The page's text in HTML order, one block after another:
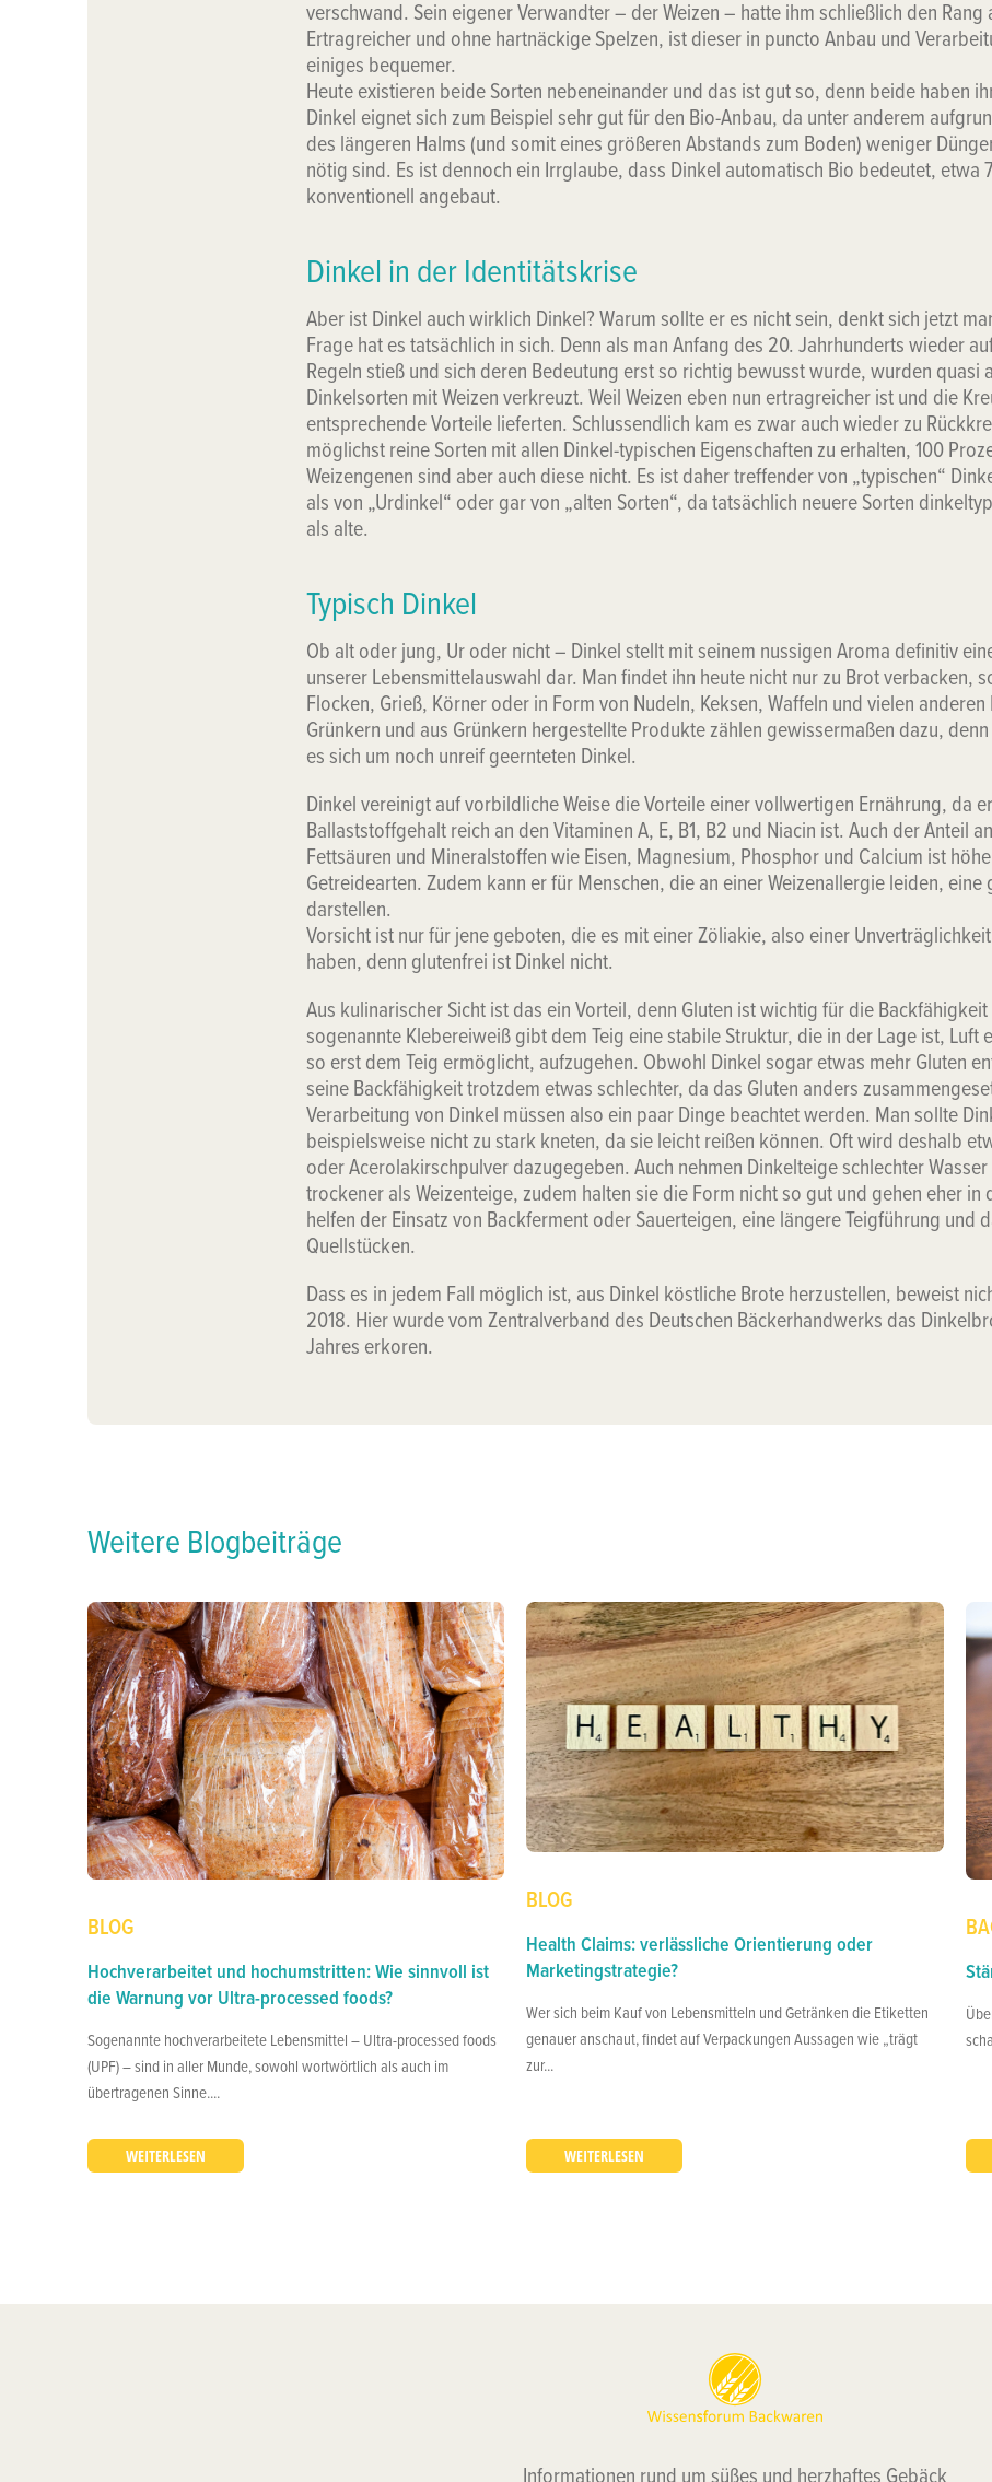
verschwand. Sein eigener Verwandter – der Weizen – hatte ihm schließlich den Rang
Ertragreicher und ohne hartnäckige Spelzen, ist dieser in puncto Anbau und
einiges bequemer.
Heute existieren beide Sorten nebeneinander und das ist gut so, denn beide haben
Dinkel eignet sich zum Beispiel sehr gut für den Bio-Anbau, da unter anderem
des längeren Halms (und somit eines größeren Abstands zum Boden) weniger
nötig sind. Es ist dennoch ein Irrglaube, dass Dinkel automatisch Bio bedeutet, etwa
konventionell angebaut.
Dinkel in der Identitätskrise
Aber ist Dinkel auch wirklich Dinkel? Warum sollte er es nicht sein, denkt sich jetzt
Frage hat es tatsächlich in sich. Denn als man Anfang des 20. Jahrhunderts wieder
Regeln stieß und sich deren Bedeutung erst so richtig bewusst wurde, wurden quasi
Dinkelsorten mit Weizen verkreuzt. Weil Weizen eben nun ertragreicher ist und die
entsprechende Vorteile lieferten. Schlussendlich kam es zwar auch wieder zu
möglichst reine Sorten mit allen Dinkel-typischen Eigenschaften zu erhalten, 100
Weizengenen sind aber auch diese nicht. Es ist daher treffender von „typischen“
als von „Urdinkel“ oder gar von „alten Sorten“, da tatsächlich neuere Sorten
als alte.
Typisch Dinkel
Ob alt oder jung, Ur oder nicht – Dinkel stellt mit seinem nussigen Aroma definitiv
unserer Lebensmittelauswahl dar. Man findet ihn heute nicht nur zu Brot verbacken,
Flocken, Grieß, Körner oder in Form von Nudeln, Keksen, Waffeln und vielen anderen
Grünkern und aus Grünkern hergestellte Produkte zählen gewissermaßen dazu,
es sich um noch unreif geernteten Dinkel.
Dinkel vereinigt auf vorbildliche Weise die Vorteile einer vollwertigen Ernährung, da
Ballaststoffgehalt reich an den Vitaminen A, E, B1, B2 und Niacin ist. Auch der Anteil
Fettsäuren und Mineralstoffen wie Eisen, Magnesium, Phosphor und Calcium ist
Getreidearten. Zudem kann er für Menschen, die an einer Weizenallergie leiden, eine
darstellen.
Vorsicht ist nur für jene geboten, die es mit einer Zöliakie, also einer
haben, denn glutenfrei ist Dinkel nicht.
Aus kulinarischer Sicht ist das ein Vorteil, denn Gluten ist wichtig für die Backfähigkeit
sogenannte Klebereiweiß gibt dem Teig eine stabile Struktur, die in der Lage ist, Luft
so erst dem Teig ermöglicht, aufzugehen. Obwohl Dinkel sogar etwas mehr Gluten
seine Backfähigkeit trotzdem etwas schlechter, da das Gluten anders
Verarbeitung von Dinkel müssen also ein paar Dinge beachtet werden. Man sollte
beispielsweise nicht zu stark kneten, da sie leicht reißen können. Oft wird deshalb
oder Acerolakirschpulver dazugegeben. Auch nehmen Dinkelteige schlechter
trockener als Weizenteige, zudem halten sie die Form nicht so gut und gehen eher in
helfen der Einsatz von Backferment oder Sauerteigen, eine längere Teigführung und
Quellstücken.
Dass es in jedem Fall möglich ist, aus Dinkel köstliche Brote herzustellen, beweist
2018. Hier wurde vom Zentralverband des Deutschen Bäckerhandwerks das
Jahres erkoren.
Weitere Blogbeiträge
BLOG
Hochverarbeitet und hochumstritten: Wie sinnvoll ist
die Warnung vor Ultra-processed foods?
Sogenannte hochverarbeitete Lebensmittel – Ultra-processed foods
(UPF) – sind in aller Munde, sowohl wortwörtlich als auch im
übertragenen Sinne....
WEITERLESEN
BLOG
Health Claims: verlässliche Orientierung oder
Marketingstrategie?
Wer sich beim Kauf von Lebensmitteln und Getränken die Etiketten
genauer anschaut, findet auf Verpackungen Aussagen wie „trägt
zur...
WEITERLESEN
Informationen rund um süßes und herzhaftes Gebäck